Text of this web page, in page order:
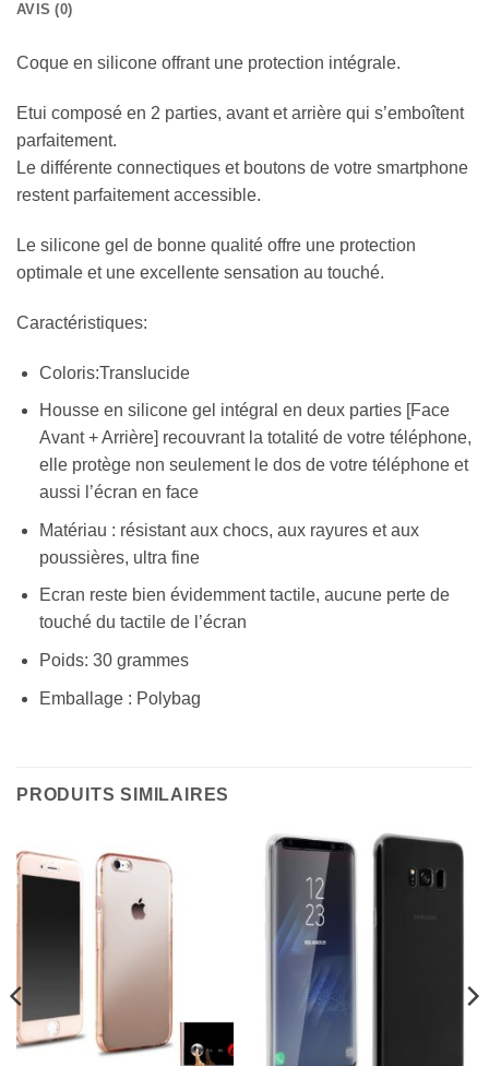
AVIS (0)
Coque en silicone offrant une protection intégrale.
Etui composé en 2 parties, avant et arrière qui s’emboîtent
parfaitement.
Le différente connectiques et boutons de votre smartphone
restent parfaitement accessible.
Le silicone gel de bonne qualité offre une protection
optimale et une excellente sensation au touché.
Caractéristiques:
Coloris:Translucide
Housse en silicone gel intégral en deux parties [Face
Avant + Arrière] recouvrant la totalité de votre téléphone,
elle protège non seulement le dos de votre téléphone et
aussi l’écran en face
Matériau : résistant aux chocs, aux rayures et aux
poussières, ultra fine
Ecran reste bien évidemment tactile, aucune perte de
touché du tactile de l’écran
Poids: 30 grammes
Emballage : Polybag
PRODUITS SIMILAIRES